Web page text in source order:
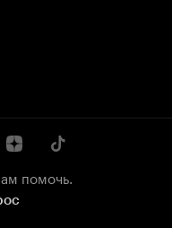
помочь.